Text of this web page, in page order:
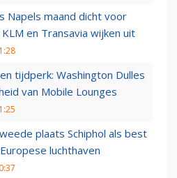
Napels maand dicht voor
en Transavia wijken uit
tijdperk: Washington Dulles
van Mobile Lounges
plaats Schiphol als best
luchthaven